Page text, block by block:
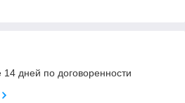
14 дней по договоренности